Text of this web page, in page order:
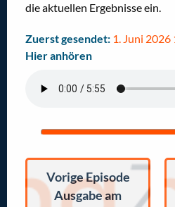
die aktuellen Ergebnisse ein.
Zuerst gesendet: 1. Juni
Hier anhören
Vorige Episode
Ausgabe am